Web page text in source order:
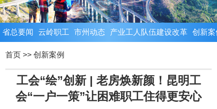
省总要闻 云岭职工 市州动态 产业工人队伍建设改革 创新案
首页 >>创新案例
工会“绘”创新 | 老房焕新颜！昆明工
会“一户一策”让困难职工住得更安心